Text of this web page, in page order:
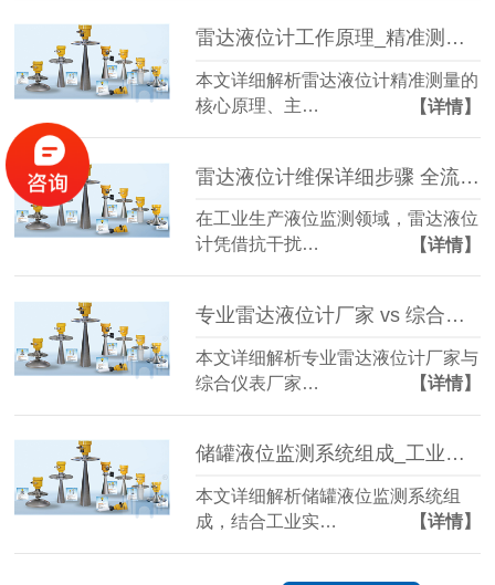
雷达液位计工作原理_精准测量储罐液位的方法-毫米级精度保障
本文详细解析雷达液位计精准测量的
核心原理、主…
【详情】
雷达液位计维保详细步骤 全流程实操指南（慧博新锐）
在工业生产液位监测领域，雷达液位
计凭借抗干扰…
【详情】
专业雷达液位计厂家 vs 综合仪表厂家 选型指南-官网
本文详细解析专业雷达液位计厂家与
综合仪表厂家…
【详情】
储罐液位监测系统组成_工业液位监测系统结构详解
本文详细解析储罐液位监测系统组
成，结合工业实…
【详情】